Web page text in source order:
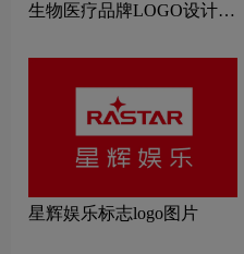
生物医疗品牌LOGO设计理
星辉娱乐标志logo图片